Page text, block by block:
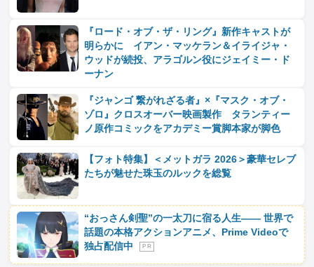
『ロード・オブ・ザ・リング』新作キャストが
明らかに イアン・マッケラン＆イライジャ・
ウッドが続投、アラゴルン役にジェイミー・ド
ーナン
『ジャンゴ 繋がれざる者』×『マスク・オブ・
ゾロ』クロスオーバー映画製作 タランティー
ノ原作コミックをアカデミー賞脚本家が脚色
【フォト特集】＜メットガラ 2026＞豪華セレブ
たちが魅せた珠玉のルックを総覧
“おっさん剣聖”の一太刀に宿る人生―― 世界で
話題の本格アクションアニメ、Prime Videoで
独占配信中
P R